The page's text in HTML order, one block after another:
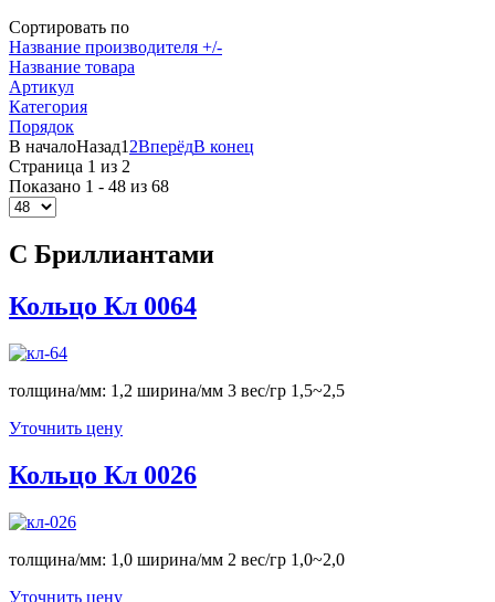
Сортировать по
Название производителя +/-
Название товара
Артикул
Категория
Порядок
В началоНазад1 2ВперёдВ конец
Страница 1 из 2
Показано 1 - 48 из 68
С Бриллиантами
Кольцо Кл 0064
толщина/мм: 1,2 ширина/мм 3 вес/гр 1,5~2,5
Уточнить цену
Кольцо Кл 0026
толщина/мм: 1,0 ширина/мм 2 вес/гр 1,0~2,0
Уточнить цену